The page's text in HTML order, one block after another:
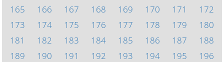
165
166 167 168 169 170 171
172
173
174 175 176 177 178 179
180
181
182 183 184 185 186 187
188
189
190 191 192 193 194 195
196